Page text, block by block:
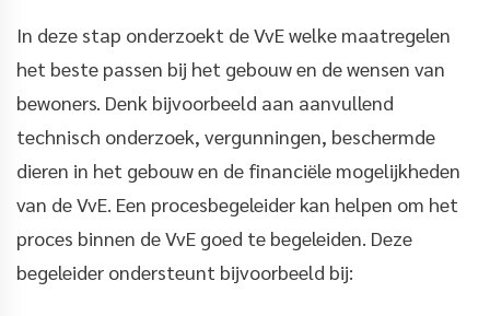
In deze stap onderzoekt de VvE welke maatregelen
het beste passen bij het gebouw en de wensen van
bewoners. Denk bijvoorbeeld aan aanvullend
technisch onderzoek, vergunningen, beschermde
dieren in het gebouw en de financiële mogelijkheden
van de VvE. Een procesbegeleider kan helpen om het
proces binnen de VvE goed te begeleiden. Deze
begeleider ondersteunt bijvoorbeeld bij: